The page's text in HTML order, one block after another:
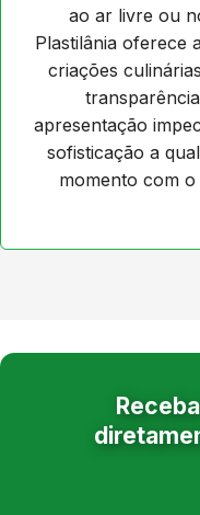
ao ar livre ou
Plastilânia oferece
criações
apresentação
sofisticação a
momento com